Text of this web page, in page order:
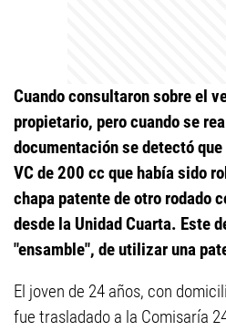
Cuando consultaron sobre el
propietario, pero cuando se
documentación se detectó
VC de 200 cc que había sido
chapa patente de otro rodado
desde la Unidad Cuarta. Este
"ensamble", de utilizar una
El joven de 24 años, con
fue trasladado a la Comisaría